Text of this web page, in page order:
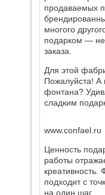
продаваемых
многого
подарком — не
заказа.
Для этой
Пожалуйста! А
фонтана?
сладким
www.confael.ru
Ценность
работы
подходит с
на один шаг.